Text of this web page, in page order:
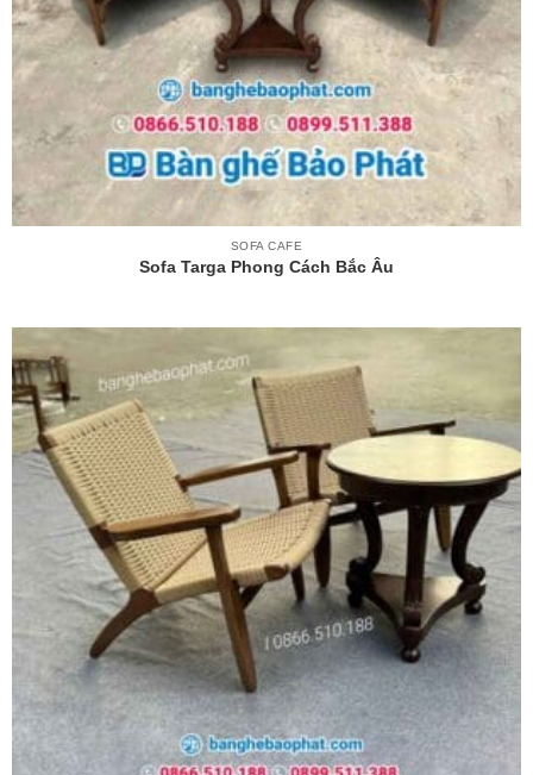
SOFA CAFE
Sofa Targa Phong Cách Bắc Âu